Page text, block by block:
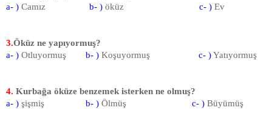
a- ) Camız b- ) öküz c- ) Ev
3.Öküz ne yapıyormuş?
a- ) Otluyormuş b- ) Koşuyormuş c- )Yatıyormuş
4. Kurbağa öküze benzemek isterken ne olmuş?
a- ) şişmiş b- ) Ölmüş c- ) Büyümüş